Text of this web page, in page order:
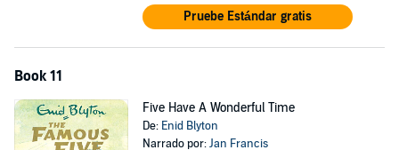
Pruebe Estándar gratis
Book 11
Five Have A Wonderful Time
De: Enid Blyton
Narrado por:Jan Francis